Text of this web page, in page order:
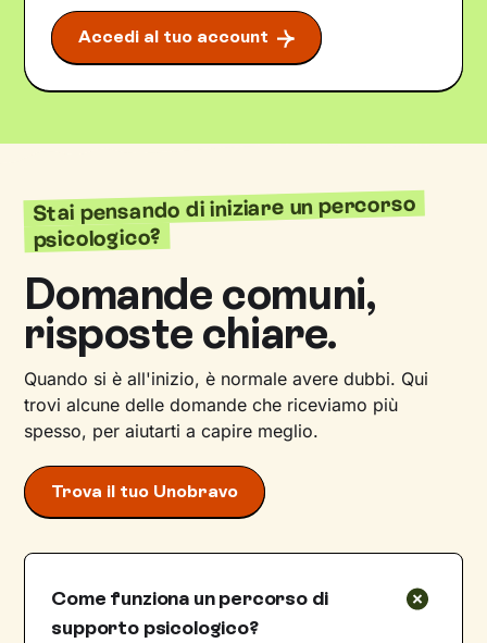
Accedi al tuo account
Stai pensando di iniziare un percorso
psicologico?
Domande comuni,
risposte chiare.
Quando si è all'inizio, è normale avere dubbi. Qui
trovi alcune delle domande che riceviamo più
spesso, per aiutarti a capire meglio.
Trova il tuo Unobravo
Come funziona un percorso di
supporto psicologico?